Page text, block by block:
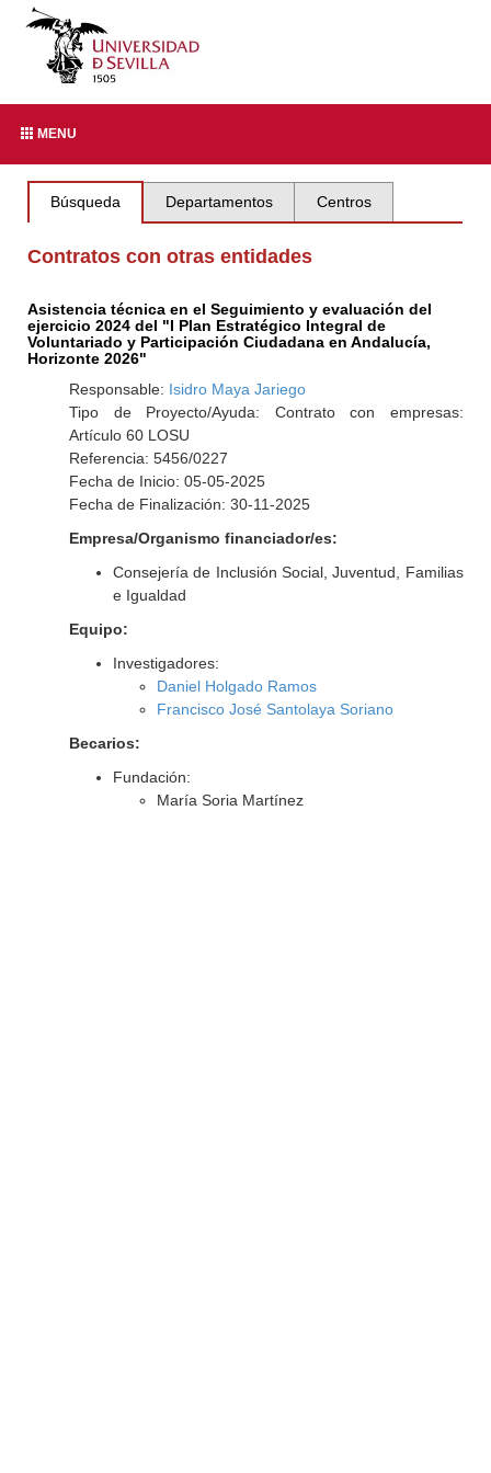
MENU
Búsqueda Departamentos Centros
Contratos con otras entidades
Asistencia técnica en el Seguimiento y evaluación del
ejercicio 2024 del "I Plan Estratégico Integral de
Voluntariado y Participación Ciudadana en Andalucía,
Horizonte 2026"
Responsable: Isidro Maya Jariego
Tipo de Proyecto/Ayuda: Contrato con empresas:
Artículo 60 LOSU
Referencia: 5456/0227
Fecha de Inicio: 05-05-2025
Fecha de Finalización: 30-11-2025
Empresa/Organismo financiador/es:
Consejería de Inclusión Social, Juventud, Familias
e Igualdad
Equipo:
Investigadores:
Daniel Holgado Ramos
Francisco José Santolaya Soriano
Becarios:
Fundación:
María Soria Martínez